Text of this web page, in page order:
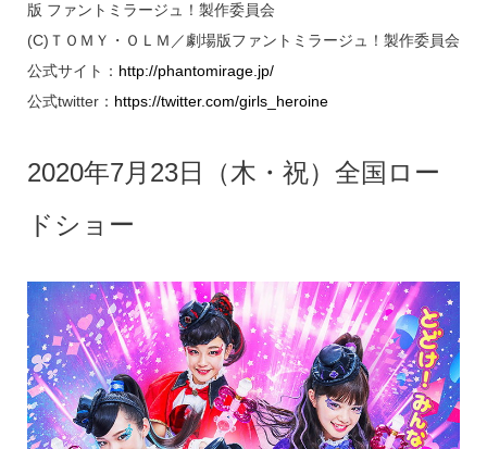
版 ファントミラージュ！製作委員会
(C)ＴＯＭＹ・ＯＬＭ／劇場版ファントミラージュ！製作委員会
公式サイト： http://phantomirage.jp/
公式twitter： https://twitter.com/girls_heroine
2020年7月23日（木・祝）全国ロー
ドショー